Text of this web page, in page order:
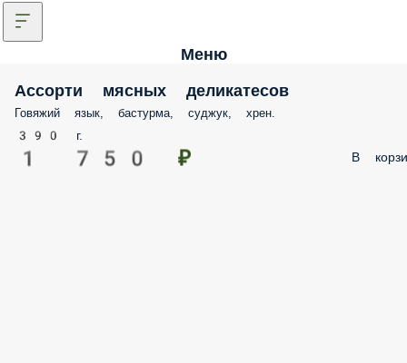
Меню
Ассорти мясных деликатесов
Говяжий язык, бастурма, суджук, хрен.
390 г.
1 750 ₽ В